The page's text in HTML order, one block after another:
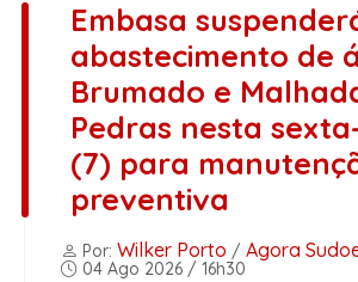
Embasa
abastecimento de
Brumado e
Pedras nesta
(7) para
preventiva
Por: Wilker Porto / Agora
04 Ago 2026 / 16h30